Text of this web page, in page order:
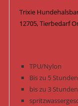
Trixie
12705, Tierbedarf
TPU/Nylon
Bis zu 5
bis zu 3